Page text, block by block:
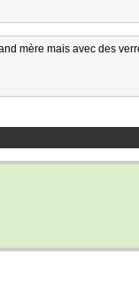
mère mais avec des